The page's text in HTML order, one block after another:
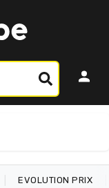
EVOLUTION PRIX